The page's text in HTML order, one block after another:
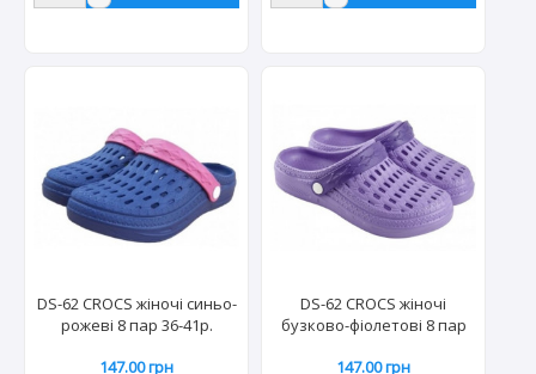
DS-62 CROCS жіночі синьо-
рожеві 8 пар 36-41р.
147.00 грн
DS-62 CROCS жіночі
бузково-фіолетові 8 пар
147.00 грн